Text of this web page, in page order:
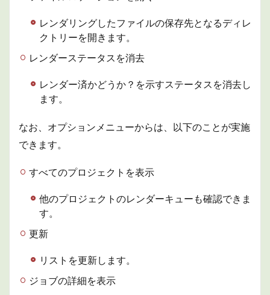
レンダリングしたファイルの保存先となるディレ
クトリーを開きます。
レンダーステータスを消去
レンダー済かどうか？を示すステータスを消去し
ます。
なお、オプションメニューからは、以下のことが実施
できます。
すべてのプロジェクトを表示
他のプロジェクトのレンダーキューも確認できま
す。
更新
リストを更新します。
ジョブの詳細を表示